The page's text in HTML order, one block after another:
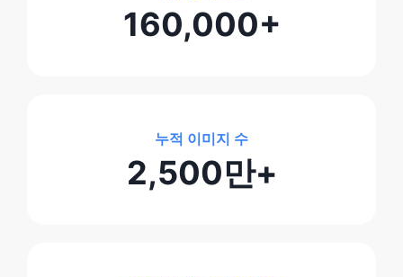
160,000+
누적 이미지 수
2,500만+